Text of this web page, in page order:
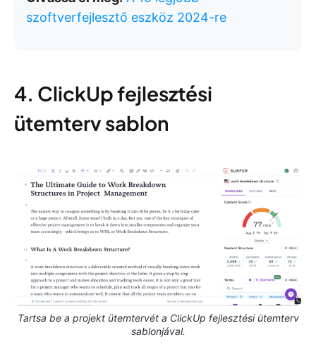
szoftverfejlesztő eszköz 2024-re
4. ClickUp fejlesztési
ütemterv sablon
Tartsa be a projekt ütemtervét a ClickUp fejlesztési ütemterv
sablonjával.